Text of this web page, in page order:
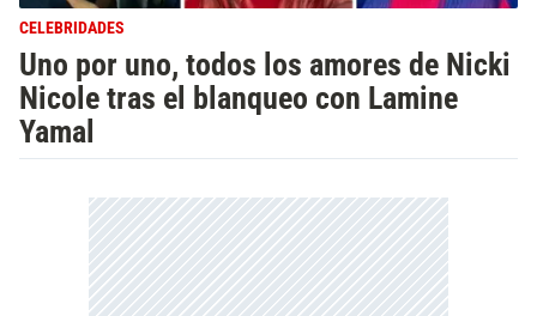
CELEBRIDADES
Uno por uno, todos los amores de Nicki
Nicole tras el blanqueo con Lamine
Yamal